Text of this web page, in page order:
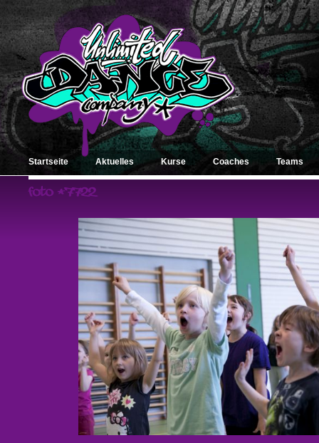
Startseite Aktuelles Kurse Coaches Teams